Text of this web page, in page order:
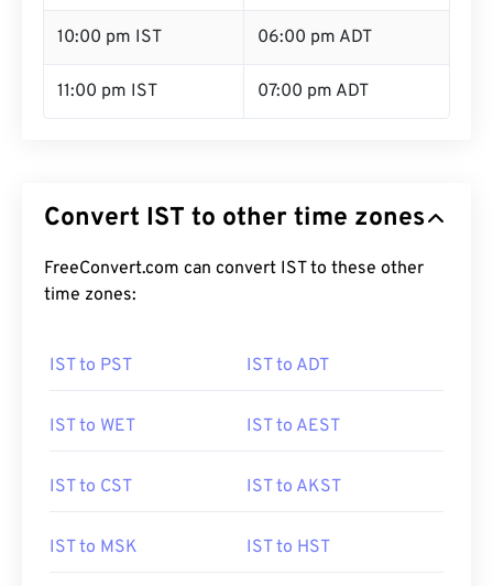
10:00 pm IST 06:00 pm ADT
11:00 pm IST 07:00 pm ADT
Convert IST to other time zones
FreeConvert.com can convert IST to these other
time zones:
IST to PST IST to ADT
IST to WET IST to AEST
IST to CST IST to AKST
IST to MSK IST to HST